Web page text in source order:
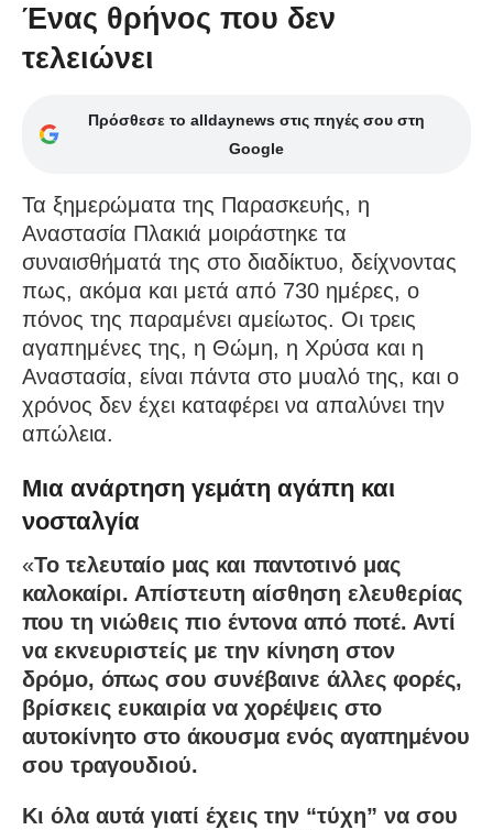
Ένας θρήνος που δεν
τελειώνει
Πρόσθεσε το alldaynews στις πηγές σου στη
Google
Τα ξημερώματα της Παρασκευής, η
Αναστασία Πλακιά μοιράστηκε τα
συναισθήματά της στο διαδίκτυο, δείχνοντας
πως, ακόμα και μετά από 730 ημέρες, ο
πόνος της παραμένει αμείωτος. Οι τρεις
αγαπημένες της, η Θώμη, η Χρύσα και η
Αναστασία, είναι πάντα στο μυαλό της, και ο
χρόνος δεν έχει καταφέρει να απαλύνει την
απώλεια.
Μια ανάρτηση γεμάτη αγάπη και
νοσταλγία
«Το τελευταίο μας και παντοτινό μας
καλοκαίρι. Απίστευτη αίσθηση ελευθερίας
που τη νιώθεις πιο έντονα από ποτέ. Αντί
να εκνευριστείς με την κίνηση στον
δρόμο, όπως σου συνέβαινε άλλες φορές,
βρίσκεις ευκαιρία να χορέψεις στο
αυτοκίνητο στο άκουσμα ενός αγαπημένου
σου τραγουδιού.
Κι όλα αυτά γιατί έχεις την “τύχη” να σου